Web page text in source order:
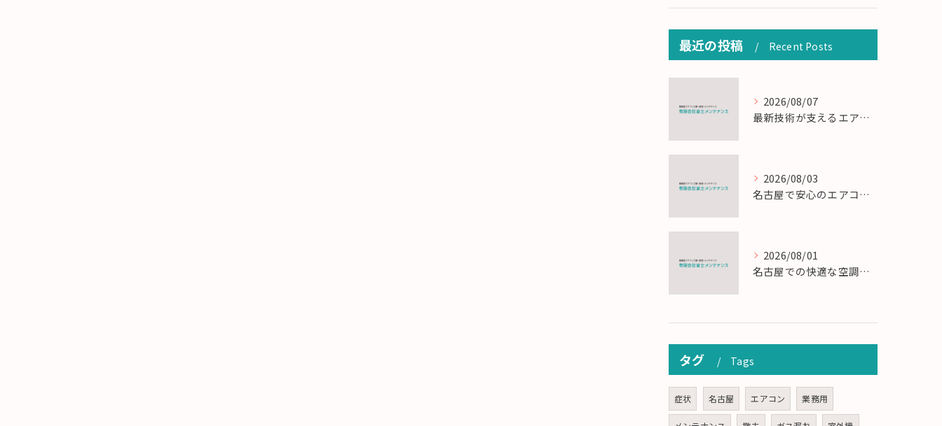
最近の投稿 Recent Posts
2026/08/07
最新技術が支えるエアコン工事の匠の技術解説
2026/08/03
名古屋で安心のエアコン工事と定期メンテナンスの重要性
2026/08/01
名古屋での快適な空調を実現するエアコンサービスの技術
タグ Tags
症状 名古屋 エアコン 業務用